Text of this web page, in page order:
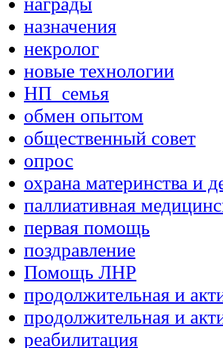
назначения
некролог
новые технологии
НП_семья
обмен опытом
общественный совет
опрос
охрана материнства и
паллиативная
первая помощь
поздравление
Помощь ЛНР
продолжительная и
продолжительная и
реабилитация